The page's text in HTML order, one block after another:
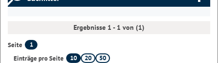
Ergebnisse 1 - 1 von (1)
Seite
1
Einträge pro Seite
10 20 50